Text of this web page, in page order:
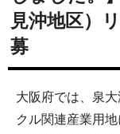
見沖地区）
募
大阪府では、泉
クル関連産業用